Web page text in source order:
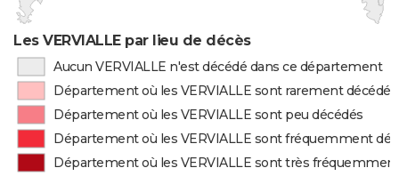
Les VERVIALLE par lieu de décès
Aucun VERVIALLE n'est décédé dans ce département
Département où les VERVIALLE sont rarement décédés
Département où les VERVIALLE sont peu décédés
Département où les VERVIALLE sont fréquemment
Département où les VERVIALLE sont très